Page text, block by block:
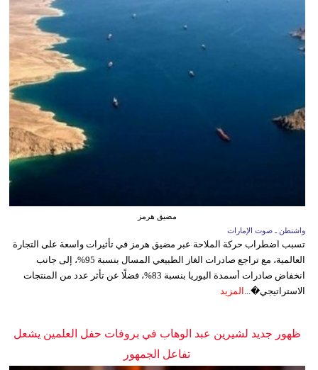
مضيق هرمز
واشنطن ـ صوت الإمارات
تسبب اضطراب حركة الملاحة عبر مضيق هرمز في تأثيرات واسعة على التجارة
العالمية، مع تراجع صادرات الغاز الطبيعي المسال بنسبة 95%، إلى جانب
انخفاض صادرات أسمدة اليوريا بنسبة 83%، فضلًا عن تأثر عدد من المنتجات
الاستراتيجي�... المزيد
ظهور جديد لشيرين عبد الوهاب في بروفات حفل العلمين يشعل
تفاعل الجمهور